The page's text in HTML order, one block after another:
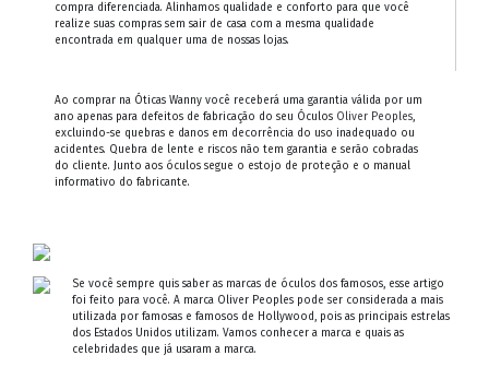
compra diferenciada. Alinhamos qualidade e conforto para que você
realize suas compras sem sair de casa com a mesma qualidade
encontrada em qualquer uma de nossas lojas.
Ao comprar na Óticas Wanny você receberá uma garantia válida por um
ano apenas para defeitos de fabricação do seu Óculos Oliver Peoples,
excluindo-se quebras e danos em decorrência do uso inadequado ou
acidentes. Quebra de lente e riscos não tem garantia e serão cobradas
do cliente. Junto aos óculos segue o estojo de proteção e o manual
informativo do fabricante.
Se você sempre quis saber as marcas de óculos dos famosos, esse artigo
foi feito para você. A marca Oliver Peoples pode ser considerada a mais
utilizada por famosas e famosos de Hollywood, pois as principais estrelas
dos Estados Unidos utilizam. Vamos conhecer a marca e quais as
celebridades que já usaram a marca.